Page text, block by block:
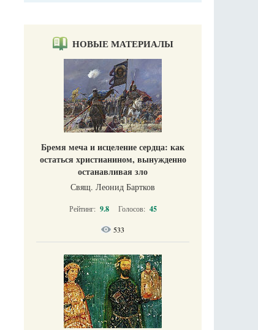
НОВЫЕ МАТЕРИАЛЫ
Бремя меча и исцеление сердца: как
остаться христианином, вынужденно
останавливая зло
Свящ. Леонид Бартков
Рейтинг: 9.8 Голосов: 45
533